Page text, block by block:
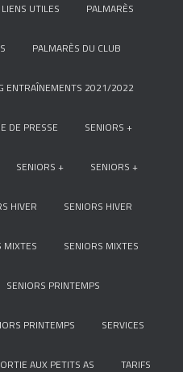
LIENS UTILES PALMARÈS
PALMARÈS DU CLUB
ENTRAÎNEMENTS 2021/2022
DE PRESSE SENIORS +
SENIORS + SENIORS +
HIVER SENIORS HIVER
MIXTES SENIORS MIXTES
SENIORS PRINTEMPS
PRINTEMPS SERVICES
AUX PETITS AS TARIFS